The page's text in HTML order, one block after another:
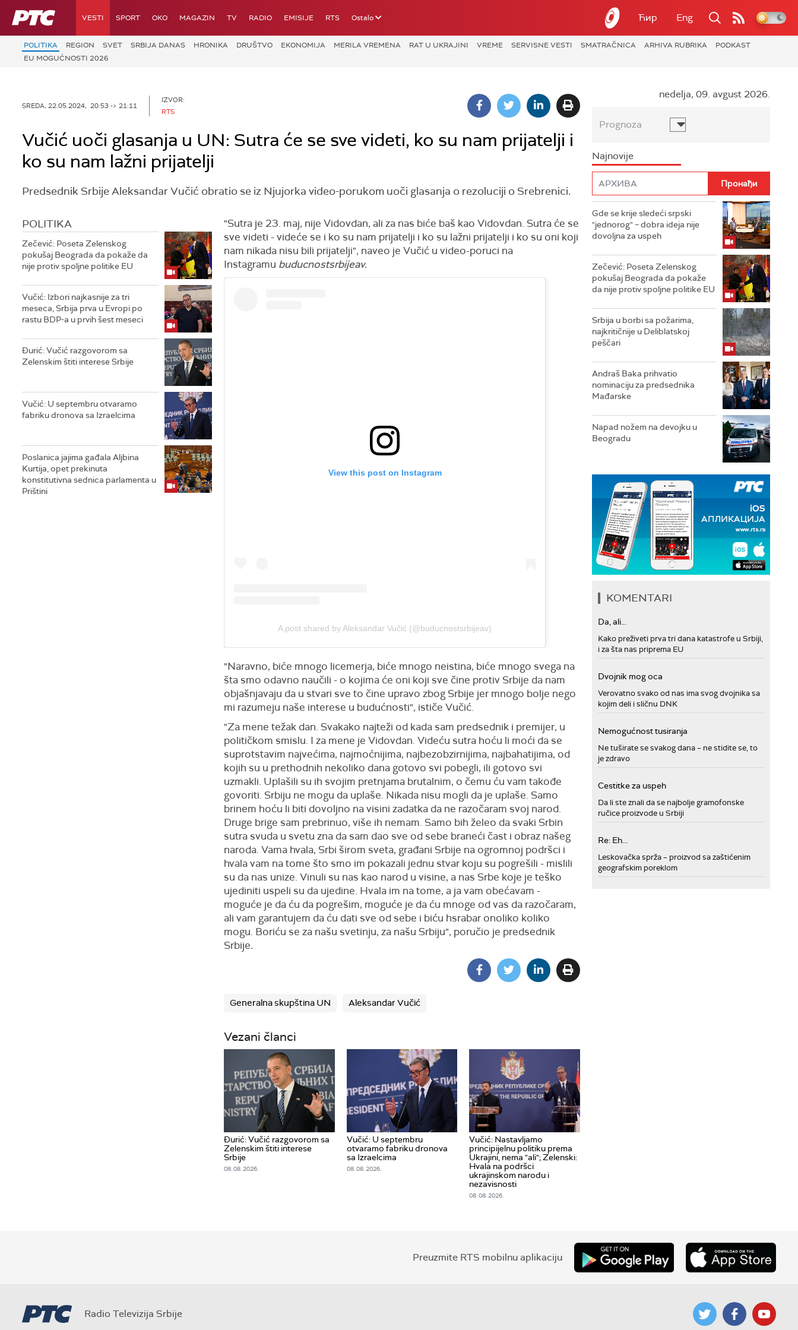
RTS VESTI SPORT OKO MAGAZIN TV RADIO EMISIJE RTS Ostalo Ћир Eng
POLITIKA REGION SVET SRBIJA DANAS HRONIKA DRUŠTVO EKONOMIJA MERILA VREMENA RAT U UKRAJINI VREME SERVISNE VESTI SMATRAČNICA ARHIVA RUBRIKA
PODKAST
EU MOGUĆNOSTI 2026
SREDA, 22.05.2024, 20:53 -> 21:11
IZVOR:
RTS
Vučić uoči glasanja u UN: Sutra će se sve videti, ko su nam prijatelji i
ko su nam lažni prijatelji
Predsednik Srbije Aleksandar Vučić obratio se iz Njujorka video-porukom uoči glasanja o rezoluciji o Srebrenici.
POLITIKA
Zečević: Poseta Zelenskog
pokušaj Beograda da pokaže da
nije protiv spoljne politike EU
Vučić: Izbori najkasnije za tri
meseca, Srbija prva u Evropi po
rastu BDP-a u prvih šest meseci
Đurić: Vučić razgovorom sa
Zelenskim štiti interese Srbije
Vučić: U septembru otvaramo
fabriku dronova sa Izraelcima
Poslanica jajima gađala Aljbina
Kurtija, opet prekinuta
konstitutivna sednica parlamenta u
Prištini
"Sutra je 23. maj, nije Vidovdan, ali za nas biće baš kao Vidovdan. Sutra će se
sve videti - videće se i ko su nam prijatelji i ko su lažni prijatelji i ko su oni koji
nam nikada nisu bili prijatelji", naveo je Vučić u video-poruci na
Instagramu buducnostsrbijeav.
View this post on Instagram
A post shared by Aleksandar Vučić (@buducnostsrbijeav)
"Naravno, biće mnogo licemerja, biće mnogo neistina, biće mnogo svega na
šta smo odavno naučili - o kojima će oni koji sve čine protiv Srbije da nam
objašnjavaju da u stvari sve to čine upravo zbog Srbije jer mnogo bolje nego
mi razumeju naše interese u budućnosti", ističe Vučić.
"Za mene težak dan. Svakako najteži od kada sam predsednik i premijer, u
političkom smislu. I za mene je Vidovdan. Videću sutra hoću li moći da se
suprotstavim najvećima, najmoćnijima, najbezobzirnijima, najbahatijima, od
kojih su u prethodnih nekoliko dana gotovo svi pobegli, ili gotovo svi
uzmakli. Uplašili su ih svojim pretnjama brutalnim, o čemu ću vam takođe
govoriti. Srbiju ne mogu da uplaše. Nikada nisu mogli da je uplaše. Samo
brinem hoću li biti dovoljno na visini zadatka da ne razočaram svoj narod.
Druge brige sam prebrinuo, više ih nemam. Samo bih želeo da svaki Srbin
sutra svuda u svetu zna da sam dao sve od sebe braneći čast i obraz našeg
naroda. Vama hvala, Srbi širom sveta, građani Srbije na ogromnoj podršci i
hvala vam na tome što smo im pokazali jednu stvar koju su pogrešili - mislili
su da nas unize. Vinuli su nas kao narod u visine, a nas Srbe koje je teško
ujediniti uspeli su da ujedine. Hvala im na tome, a ja vam obećavam -
moguće je da ću da pogrešim, moguće je da ću mnoge od vas da razočaram,
ali vam garantujem da ću dati sve od sebe i biću hsrabar onoliko koliko
mogu. Boriću se za našu svetinju, za našu Srbiju", poručio je predsednik
Srbije.
Generalna skupština UN Aleksandar Vučić
Vezani članci
Đurić: Vučić razgovorom sa
Zelenskim štiti interese
Srbije
08. 08. 2026.
Vučić: U septembru
otvaramo fabriku dronova
sa Izraelcima
08. 08. 2026.
Vučić: Nastavljamo
principijelnu politiku prema
Ukrajini, nema "ali"; Zelenski:
Hvala na podršci
ukrajinskom narodu i
nezavisnosti
08. 08. 2026.
nedelja, 09. avgust 2026.
Prognoza
Najnovije
Gde se krije sledeći srpski
"jednorog" – dobra ideja nije
dovoljna za uspeh
Zečević: Poseta Zelenskog
pokušaj Beograda da pokaže
da nije protiv spoljne politike EU
Srbija u borbi sa požarima,
najkritičnije u Deliblatskoj
peščari
Andraš Baka prihvatio
nominaciju za predsednika
Mađarske
Napad nožem na devojku u
Beogradu
KOMENTARI
Da, ali...
Kako preživeti prva tri dana katastrofe u Srbiji,
i za šta nas priprema EU
Dvojnik mog oca
Verovatno svako od nas ima svog dvojnika sa
kojim deli i sličnu DNK
Nemogućnost tusiranja
Ne tuširate se svakog dana – ne stidite se, to
je zdravo
Cestitke za uspeh
Da li ste znali da se najbolje gramofonske
ručice proizvode u Srbiji
Re: Eh...
Leskovačka sprža – proizvod sa zaštićenim
geografskim poreklom
Preuzmite RTS mobilnu aplikaciju
Radio Televizija Srbije